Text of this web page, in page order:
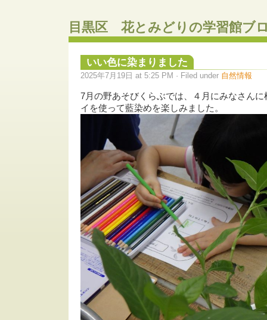
目黒区 花とみどりの学習館ブ
いい色に染まりました
2025年7月19日 at 5:25 PM · Filed under 自然情報
7月の野あそびくらぶでは、４月にみなさん
イを使って藍染めを楽しみました。